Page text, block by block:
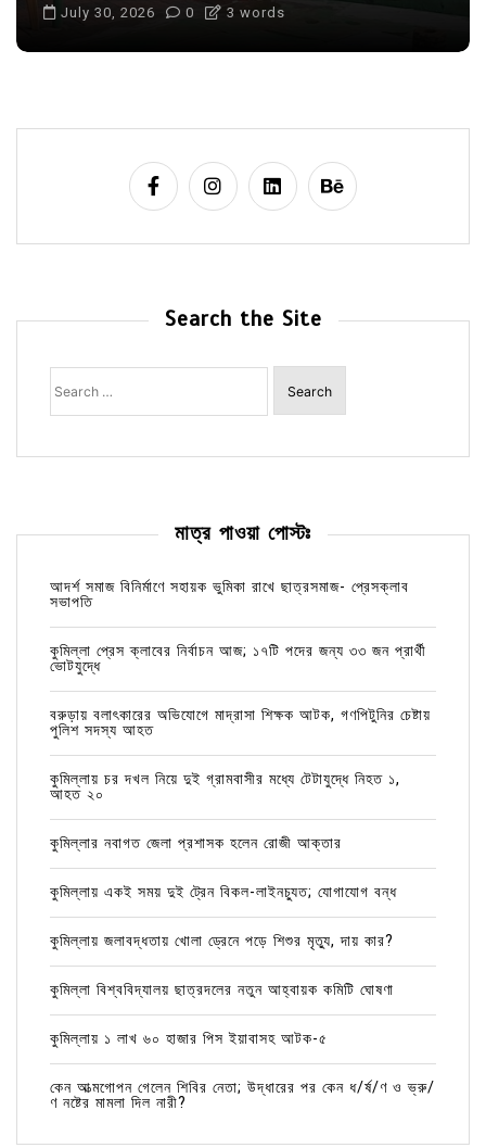
July 30, 2026 0 3 words
Search the Site
Search
for:
মাত্র পাওয়া পোস্টঃ
আদর্শ সমাজ বিনির্মাণে সহায়ক ভুমিকা রাখে ছাত্রসমাজ- প্রেসক্লাব
সভাপতি
কুমিল্লা প্রেস ক্লাবের নির্বাচন আজ; ১৭টি পদের জন্য ৩৩ জন প্রার্থী
ভোটযুদ্ধে
বরুড়ায় বলাৎকারের অভিযোগে মাদ্রাসা শিক্ষক আটক, গণপিটুনির চেষ্টায়
পুলিশ সদস্য আহত
কুমিল্লায় চর দখল নিয়ে দুই গ্রামবাসীর মধ্যে টেটাযুদ্ধে নিহত ১,
আহত ২০
কুমিল্লার নবাগত জেলা প্রশাসক হলেন রোজী আক্তার
কুমিল্লায় একই সময় দুই ট্রেন বিকল-লাইনচ্যুত; যোগাযোগ বন্ধ
কুমিল্লায় জলাবদ্ধতায় খোলা ড্রেনে পড়ে শিশুর মৃত্যু, দায় কার?
কুমিল্লা বিশ্ববিদ্যালয় ছাত্রদলের নতুন আহ্বায়ক কমিটি ঘোষণা
কুমিল্লায় ১ লাখ ৬০ হাজার পিস ইয়াবাসহ আটক-৫
কেন আত্মগোপন গেলেন শিবির নেতা; উদ্ধারের পর কেন ধ/র্ষ/ণ ও ভ্রু/
ণ নষ্টের মামলা দিল নারী?